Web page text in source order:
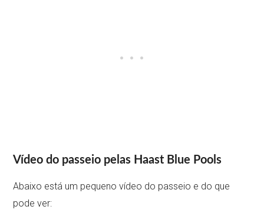
Vídeo do passeio pelas Haast Blue Pools
Abaixo está um pequeno vídeo do passeio e do que
pode ver: